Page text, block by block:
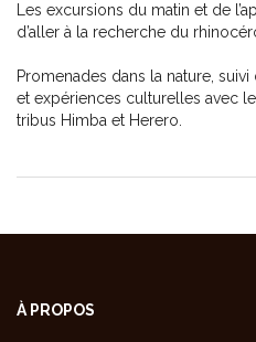
Les excursions du matin et de
d’aller à la recherche du
Promenades dans la nature,
et expériences culturelles avec
tribus Himba et Herero.
À PROPOS